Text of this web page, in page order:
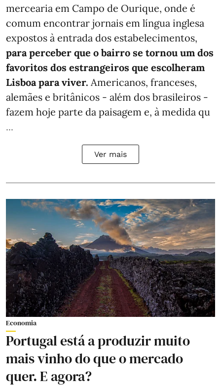
mercearia em Campo de Ourique, onde é
comum encontrar jornais em língua inglesa
expostos à entrada dos estabelecimentos,
para perceber que o bairro se tornou um dos
favoritos dos estrangeiros que escolheram
Lisboa para viver. Americanos, franceses,
alemães e britânicos - além dos brasileiros -
fazem hoje parte da paisagem e, à medida qu
...
Ver mais
Economia
Portugal está a produzir muito
mais vinho do que o mercado
quer. E agora?